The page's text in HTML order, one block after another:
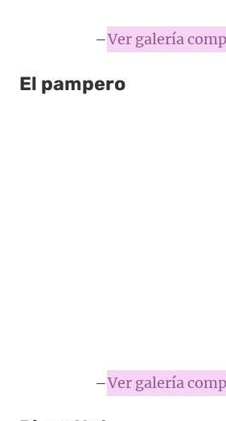
–Ver galería
El pampero
–Ver galería